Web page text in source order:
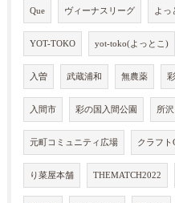
Que ヴィーナスリーグ よっ
YOT-TOKO yot-toko(よっとこ)
入曽 武蔵浦和 無農薬
入間市 彩の国入間公園 所
元町コミュニティ広場 クラフト
り菜屋本舗 THEMATCH2022